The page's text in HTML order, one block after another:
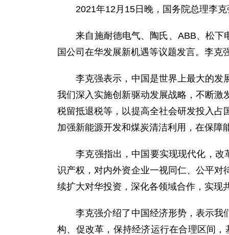
2021年12月15日晚，国务院总理李克
来自施耐德电气、陶氏、ABB、松下
国公司在华发展新机遇等议题发言。李
李克强表示，中国是世界上最大的发展
我们深入实施创新驱动发展战略，不断
税留抵退税等，以提高全社会研发投入
加强新能源开发和煤炭清洁利用，在保障
李克强指出，中国要实现现代化，改革
识产权，对内外资企业一视同仁、公平
续扩大对华投资，深化各领域合作，实现
李克强介绍了中国经济形势，表示我们
构、促改革，保持经济运行在合理区间